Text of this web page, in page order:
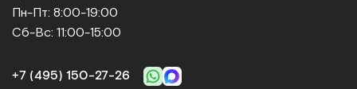
Пн-Пт: 8:00-19:00
Сб-Вс: 11:00-15:00
+7 (495) 150‑27‑26